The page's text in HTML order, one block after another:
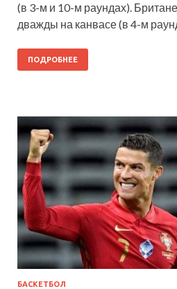
(в 3-м и 10-м раундах).
дважды на канвасе (в 4-м
ПОДРОБНЕЕ
БАСКЕТБОЛ